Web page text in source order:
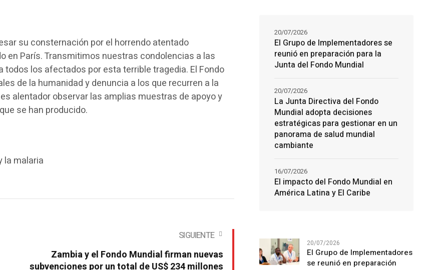
su consternación por el horrendo atentado
en París. Transmitimos nuestras condolencias a las
los afectados por esta terrible tragedia. El Fondo
de la humanidad y denuncia a los que recurren a la
alentador observar las amplias muestras de apoyo y
se han producido.
la malaria
SIGUIENTE
Zambia y el Fondo Mundial firman nuevas
subvenciones por un total de US$ 234 millones
El Grupo de Implementadores se
reunió en preparación para la
Junta del Fondo Mundial
20/07/2026
La Junta Directiva del Fondo
Mundial adopta decisiones
estratégicas para gestionar en un
panorama de salud mundial
cambiante
20/07/2026
El impacto del Fondo Mundial en
América Latina y El Caribe
16/07/2026
20/07/2026
El Grupo de Implementadores
se reunió en preparación